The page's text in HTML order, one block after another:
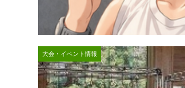
大会・イベント情報